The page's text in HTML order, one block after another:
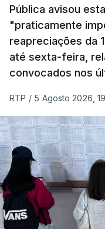
Pública avisou
"praticamente
reapreciações da
até sexta-feira,
convocados nos
RTP / 5 Agosto 2026,